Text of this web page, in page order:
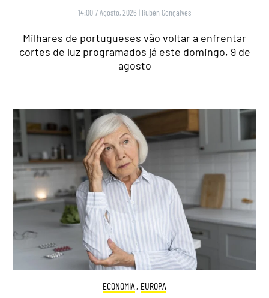
14:00 7 Agosto, 2026 | Rubén Gonçalves
Milhares de portugueses vão voltar a enfrentar
cortes de luz programados já este domingo, 9 de
agosto
ECONOMIA , EUROPA